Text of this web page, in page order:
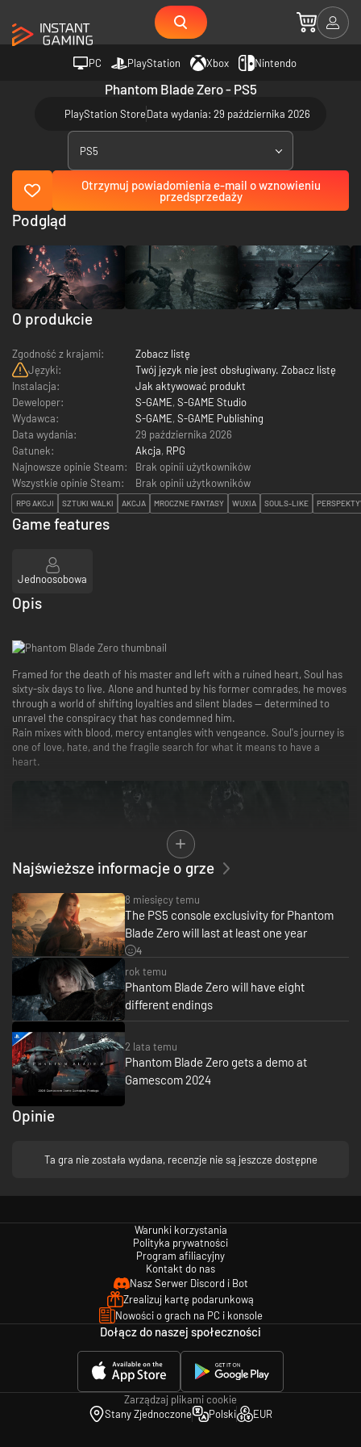
PC PlayStation Xbox Nintendo
Phantom Blade Zero - PS5
PlayStation StoreData wydania: 29 października 2026
PS5
Otrzymuj powiadomienia e-mail o wznowieniu
przedsprzedaży
O produkcie
Zgodność z krajami:
Zobacz listę
Języki:
Twój język nie jest obsługiwany. Zobacz listę
Instalacja:
Jak aktywować produkt
Deweloper:
S-GAME, S-GAME Studio
Wydawca:
S-GAME, S-GAME Publishing
Data wydania:
29 października 2026
Gatunek:
Akcja, RPG
Najnowsze opinie Steam:
Brak opinii użytkowników
Wszystkie opinie Steam:
Brak opinii użytkowników
RPG AKCJI SZTUKI WALKI AKCJA MROCZNE FANTASY WUXIA SOULS-LIKE
Podgląd
Game features
Jednoosobowa
Opis
Framed for the death of his master and left with a ruined heart, Soul has
sixty-six days to live. Alone and hunted by his former comrades, he moves
through a world of shifting loyalties and silent blades — determined to
unravel the conspiracy that has condemned him.
Rain mixes with blood, mercy entangles with vengeance. Soul's journey is
one of love, hate, and the fragile search for what it means to have a
heart.
Explore a world beyond imagination. Shifting realities, echoes of
memories long since passed, augmentation, and beings of higher power
await in Phantom Blade Zero.
A rumor, a story, a whisper — every thread a trail to unraveling a larger
mystery. Navigate through a web of intrigue and lies to uncover the truth.
A fighter’s worth lies in their weapons.
"Phantom Edges" to mix and match to suit your playstyle.
Defeat powerful foes to obtain their weapons, and with it, their signature
techniques. Grow your arsenal and defeat all who stand in your path.
Najświeższe informacje o grze
8 miesięcy temu
The PS5 console exclusivity for Phantom
Blade Zero will last at least one year
4
rok temu
Phantom Blade Zero will have eight
different endings
2 lata temu
Phantom Blade Zero gets a demo at
Gamescom 2024
Opinie
Ta gra nie została wydana, recenzje nie są jeszcze dostępne
Warunki korzystania
Polityka prywatności
Program afiliacyjny
Kontakt do nas
Nasz Serwer Discord i Bot
Zrealizuj kartę podarunkową
Nowości o grach na PC i konsole
Dołącz do naszej społeczności
Zarządzaj plikami cookie
Stany Zjednoczone
Polski EUR